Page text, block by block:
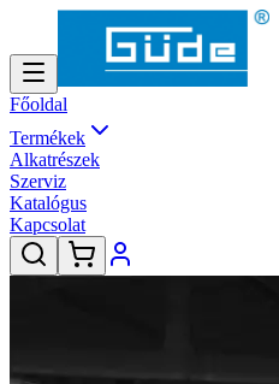
Főoldal
Termékek
Alkatrészek
Szerviz
Katalógus
Kapcsolat